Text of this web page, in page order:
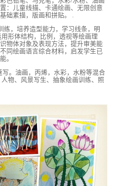
：儿童线描、卡通绘画、无限创意
础素描，版画和拼贴。 .
练，培养造型能力，学习线条，明
形体结构，比例，透视等绘画理
物体对象及表现方法，提升审美能
同绘画语言综合材料，启发学生已
。
写。油画，丙烯，水彩，水粉等混合
物、风景写生、抽象绘画训练、照